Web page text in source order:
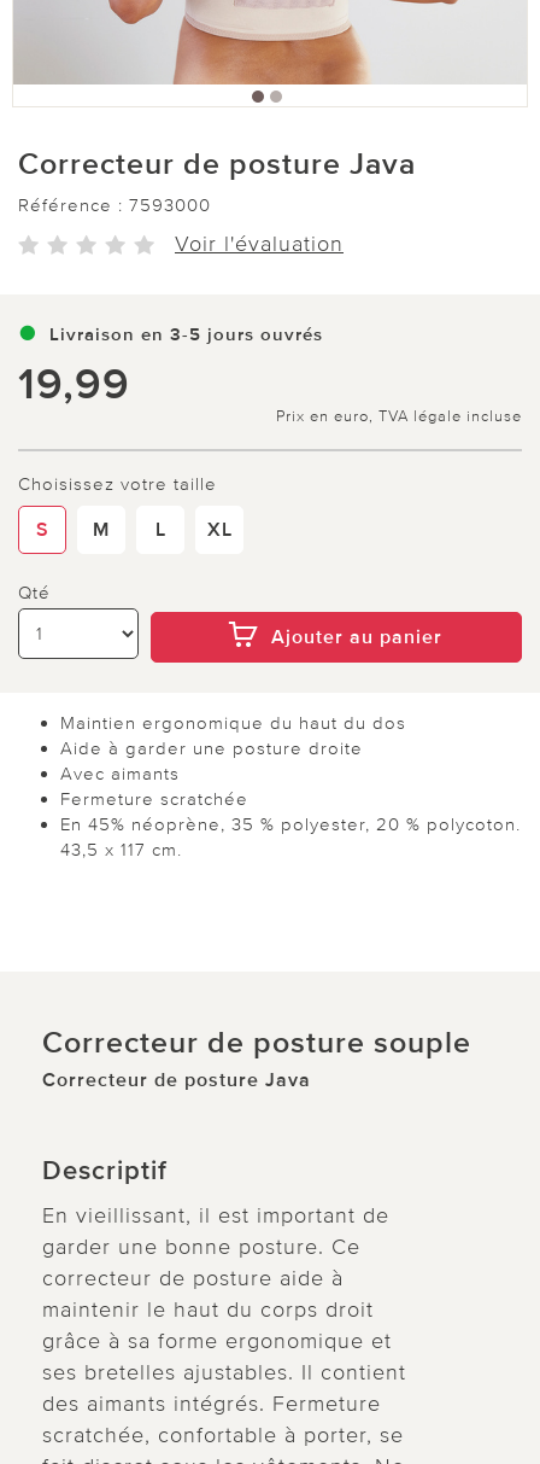
Correcteur de posture Java
Référence : 7593000
Voir l'évaluation
Livraison en 3-5 jours ouvrés
19,99
Prix en euro, TVA légale incluse
Choisissez votre taille
S M L XL
Qté
Ajouter au panier
Maintien ergonomique du haut du dos
Aide à garder une posture droite
Avec aimants
Fermeture scratchée
En 45% néoprène, 35 % polyester, 20 % polycoton.
43,5 x 117 cm.
Correcteur de posture souple
Correcteur de posture Java
Descriptif
En vieillissant, il est important de
garder une bonne posture. Ce
correcteur de posture aide à
maintenir le haut du corps droit
grâce à sa forme ergonomique et
ses bretelles ajustables. Il contient
des aimants intégrés. Fermeture
scratchée, confortable à porter, se